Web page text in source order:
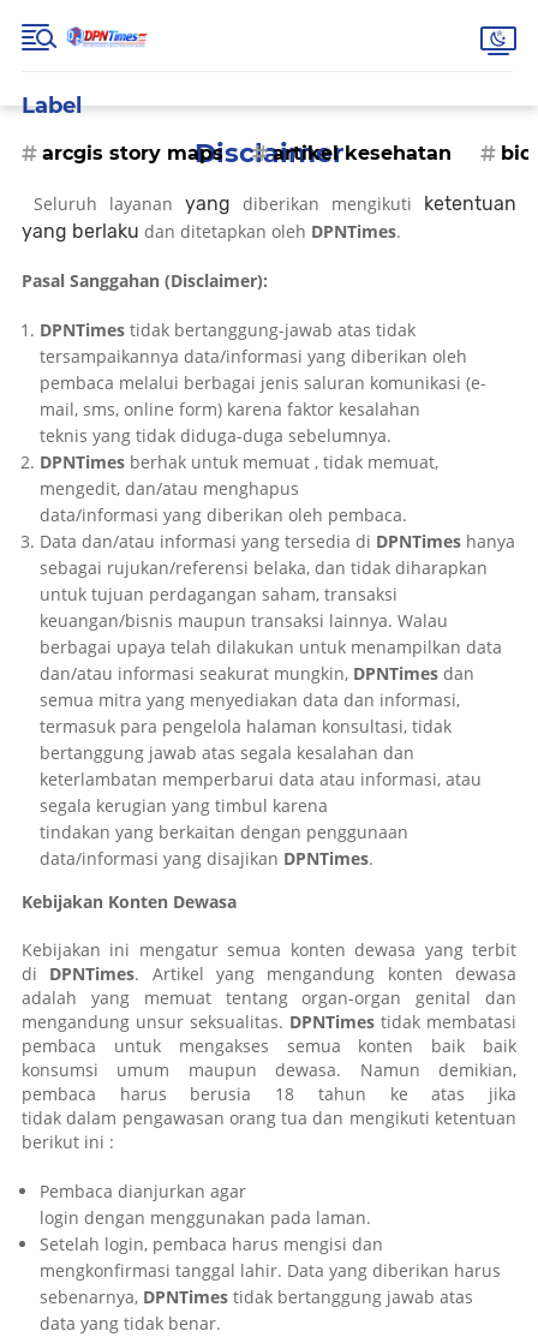
Label
arcgis story maps artikel kesehatan
Disclaimer
Seluruh layanan yang diberikan mengikuti
ketentuan
yang berlaku dan ditetapkan oleh DPNTimes.
Pasal Sanggahan (Disclaimer):
DPNTimes tidak bertanggung-jawab atas tidak
tersampaikannya data/informasi yang diberikan oleh
pembaca melalui berbagai jenis saluran komunikasi (e-
mail, sms, online form) karena faktor kesalahan
teknis yang tidak diduga-duga sebelumnya.
DPNTimes berhak untuk memuat , tidak memuat,
mengedit, dan/atau menghapus
data/informasi yang diberikan oleh pembaca.
Data dan/atau informasi yang tersedia di DPNTimes hanya
sebagai rujukan/referensi belaka, dan tidak diharapkan
untuk tujuan perdagangan saham, transaksi
keuangan/bisnis maupun transaksi lainnya. Walau
berbagai upaya telah dilakukan untuk menampilkan data
dan/atau informasi seakurat mungkin, DPNTimes dan
semua mitra yang menyediakan data dan informasi,
termasuk para pengelola halaman konsultasi, tidak
bertanggung jawab atas segala kesalahan dan
keterlambatan memperbarui data atau informasi, atau
segala kerugian yang timbul karena
tindakan yang berkaitan dengan penggunaan
data/informasi yang disajikan DPNTimes.
Kebijakan Konten Dewasa
Kebijakan ini mengatur semua konten dewasa yang terbit
di DPNTimes. Artikel yang mengandung konten dewasa
adalah yang memuat tentang organ-organ genital dan
mengandung unsur seksualitas. DPNTimes tidak membatasi
pembaca untuk mengakses semua konten baik baik
konsumsi umum maupun dewasa. Namun demikian,
pembaca harus berusia 18 tahun ke atas jika
tidak dalam pengawasan orang tua dan mengikuti ketentuan
berikut ini :
Pembaca dianjurkan agar
login dengan menggunakan pada laman.
Setelah login, pembaca harus mengisi dan
mengkonfirmasi tanggal lahir. Data yang diberikan harus
sebenarnya, DPNTimes tidak bertanggung jawab atas
data yang tidak benar.